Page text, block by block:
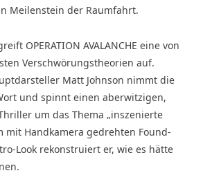
Meilenstein der Raumfahrt.
OPERATION AVALANCHE eine von
Verschwörungstheorien auf.
Matt Johnson nimmt die
und spinnt einen aberwitzigen,
um das Thema „inszenierte
mit Handkamera gedrehten Found-
Look rekonstruiert er, wie es hätte